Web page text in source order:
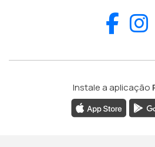
Instale a aplicação